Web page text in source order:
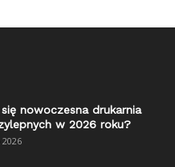
nowoczesna drukarnia
w 2026 roku?